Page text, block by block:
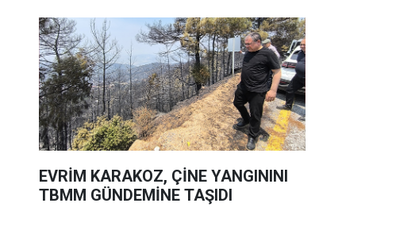
EVRİM KARAKOZ, ÇİNE YANGININI
TBMM GÜNDEMİNE TAŞIDI